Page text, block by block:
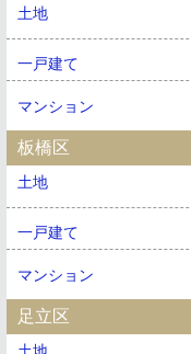
土地
一戸建て
マンション
板橋区
土地
一戸建て
マンション
足立区